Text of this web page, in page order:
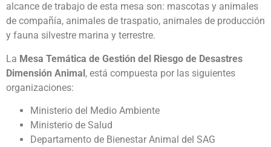
alcance de trabajo de esta mesa son: mascotas y animales
de compañía, animales de traspatio, animales de producción
y fauna silvestre marina y terrestre.
La Mesa Temática de Gestión del Riesgo de Desastres
Dimensión Animal, está compuesta por las siguientes
organizaciones:
Ministerio del Medio Ambiente
Ministerio de Salud
Departamento de Bienestar Animal del SAG